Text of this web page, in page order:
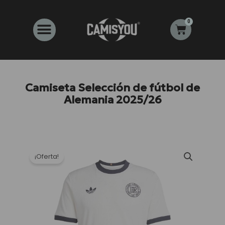
contenido
0
Carrito
Camiseta Selección de fútbol de
Alemania 2025/26
¡Oferta!